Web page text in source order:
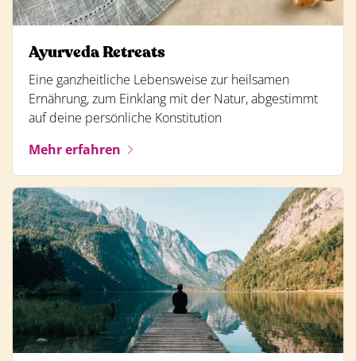
Ayurveda Retreats
Eine ganzheitliche Lebensweise zur heilsamen
Ernährung, zum Einklang mit der Natur, abgestimmt
auf deine persönliche Konstitution
Mehr erfahren